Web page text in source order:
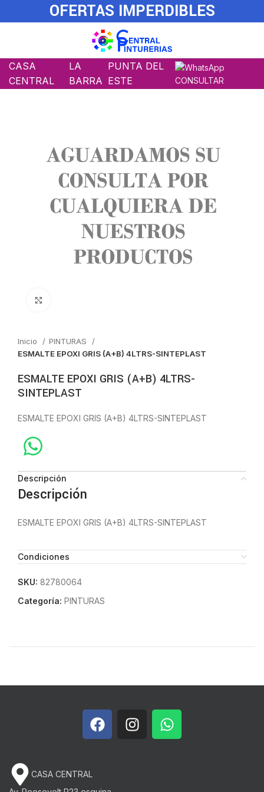
OFERTAS IMPERDIBLES
CASA
CENTRAL
LA
BARRA
PUNTA DEL
ESTE
CONSULTAR
Inicio
PINTURAS
ESMALTE EPOXI GRIS (A+B) 4LTRS-SINTEPLAST
ESMALTE EPOXI GRIS (A+B) 4LTRS-
SINTEPLAST
ESMALTE EPOXI GRIS (A+B) 4LTRS-SINTEPLAST
Descripción
Descripción
ESMALTE EPOXI GRIS (A+B) 4LTRS-SINTEPLAST
Condiciones
SKU: 82780064
Categoría: PINTURAS
CASA CENTRAL